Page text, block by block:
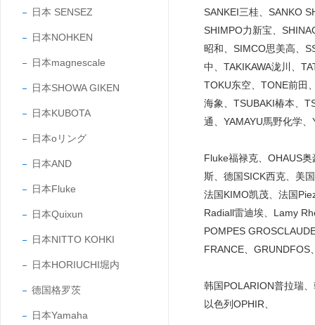
日本 SENSEZ
日本NOHKEN
日本magnescale
日本SHOWA GIKEN
日本KUBOTA
日本oリング
日本AND
日本Fluke
日本Quixun
日本NITTO KOHKI
日本HORIUCHI堀内
德国格罗茨
日本Yamaha
SANKEI三桂、SANKO
SHIMPO力新宝、
昭和、SIMCO思美高、
中、TAKIKAWA泷川、
TOKU东空、TONE前田
海象、TSUBAKI椿本、
通、YAMAYU馬野化学
Fluke福禄克、OHAUS
斯、德国SICK西克、美
法国KIMO凯茂、法国
Radiall雷迪埃、Lamy
POMPES
FRANCE、GRUNDFOS
韩国POLARION普拉瑞
以色列OPHIR、